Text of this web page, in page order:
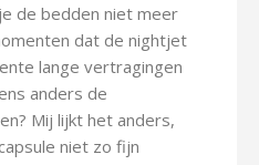
de bedden niet meer
dat de nightjet
lange vertragingen
anders de
Mij lijkt het anders,
niet zo fijn